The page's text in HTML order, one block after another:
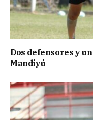
Dos defensores y
Mandiyú